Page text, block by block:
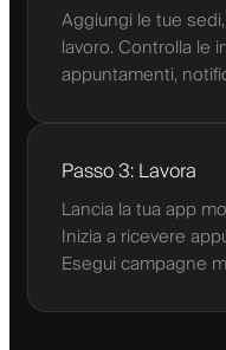
Aggiungi le tue
lavoro. Controlla le
appuntamenti,
Passo 3: Lavora
Lancia la tua app
Inizia a ricevere
Esegui campagne